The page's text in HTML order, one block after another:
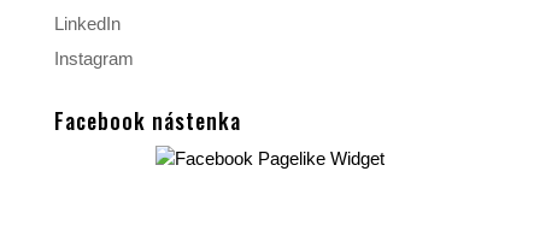
LinkedIn
Instagram
Facebook nástenka